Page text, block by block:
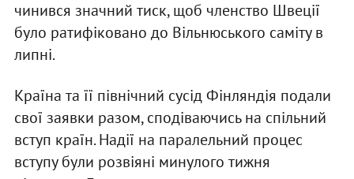
чинився значний тиск, щоб членство Швеції
було ратифіковано до Вільнюського саміту в
липні.
Країна та її північний сусід Фінляндія подали
свої заявки разом, сподіваючись на спільний
вступ країн. Надії на паралельний процес
вступу були розвіяні минулого тижня